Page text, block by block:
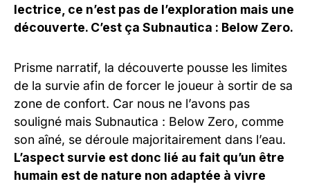
lectrice, ce n’est pas de l’exploration mais une
découverte. C’est ça Subnautica : Below Zero.
Prisme narratif, la découverte pousse les limites
de la survie afin de forcer le joueur à sortir de sa
zone de confort. Car nous ne l’avons pas
souligné mais Subnautica : Below Zero, comme
son aîné, se déroule majoritairement dans l’eau.
L’aspect survie est donc lié au fait qu’un être
humain est de nature non adaptée à vivre